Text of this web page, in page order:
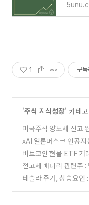
1 구독
'주식 지식성장' 카테
미국주식 양도세 신고
xAI 일론머스크 인공
비트코인 현물 ETF 거
전고체 배터리 관련주
는 이유! (0)
테슬라 주가, 상승요인